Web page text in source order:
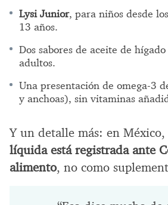
Lysi Junior, para niños desde
13 años.
Dos sabores de aceite de
adultos.
Una presentación de omega-3
y anchoas), sin vitaminas
Y un detalle más: en México,
líquida está registrada ante
alimento, no como